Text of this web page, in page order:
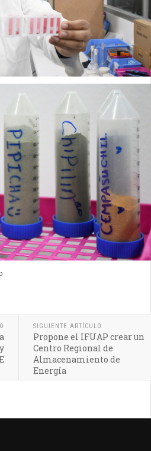
SIGUIENTE ARTÍCULO
Propone el IFUAP crear un
Centro Regional de
Almacenamiento de
Energía